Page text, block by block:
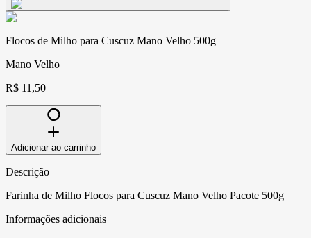
Flocos de Milho para Cuscuz Mano Velho 500g
Mano Velho
R$ 11,50
Adicionar ao carrinho
Descrição
Farinha de Milho Flocos para Cuscuz Mano Velho Pacote 500g
Informações adicionais